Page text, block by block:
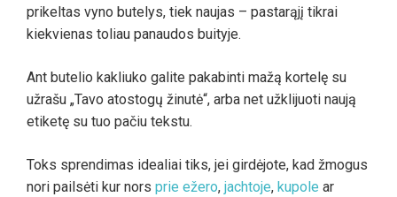
prikeltas vyno butelys, tiek naujas – pastarąjį tikrai
kiekvienas toliau panaudos buityje.
Ant butelio kakliuko galite pakabinti mažą kortelę su
užrašu „Tavo atostogų žinutė“, arba net užklijuoti naują
etiketę su tuo pačiu tekstu.
Toks sprendimas idealiai tiks, jei girdėjote, kad žmogus
nori pailsėti kur nors prie ežero, jachtoje, kupole ar